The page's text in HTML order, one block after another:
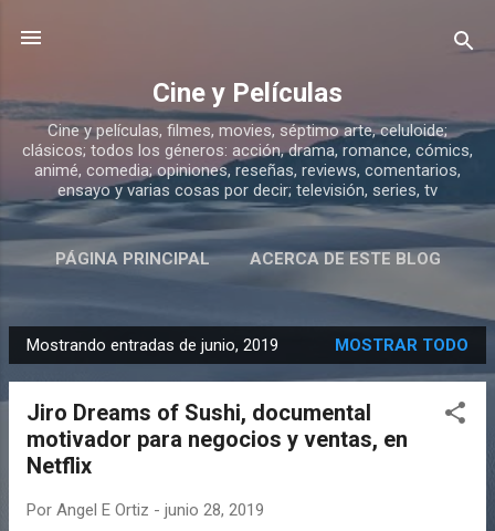
Cine y Películas
Cine y películas, filmes, movies, séptimo arte, celuloide;
clásicos; todos los géneros: acción, drama, romance, cómics,
animé, comedia; opiniones, reseñas, reviews, comentarios,
ensayo y varias cosas por decir; televisión, series, tv
PÁGINA PRINCIPAL ACERCA DE ESTE BLOG
E
n
Mostrando entradas de junio, 2019 MOSTRAR TODO
Jiro Dreams of Sushi, documental
motivador para negocios y ventas, en
Netflix
Por Angel E Ortiz - junio 28, 2019